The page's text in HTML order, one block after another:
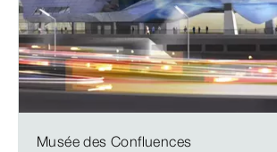
Musée des Confluences